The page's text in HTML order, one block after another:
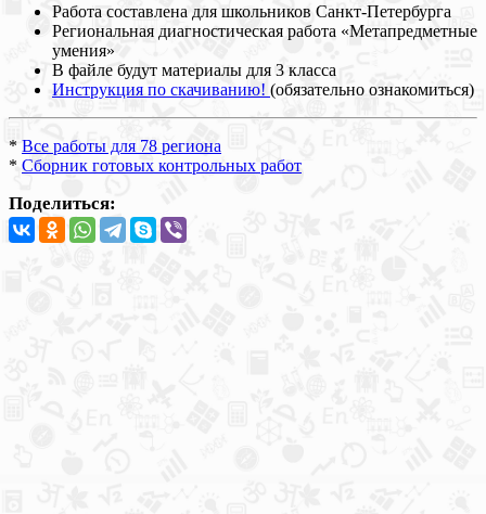
Работа составлена для школьников Санкт-Петербурга
Региональная диагностическая работа «Метапредметные
умения»
В файле будут материалы для 3 класса
Инструкция по скачиванию! (обязательно ознакомиться)
* Все работы для 78 региона
* Сборник готовых контрольных работ
Поделиться: